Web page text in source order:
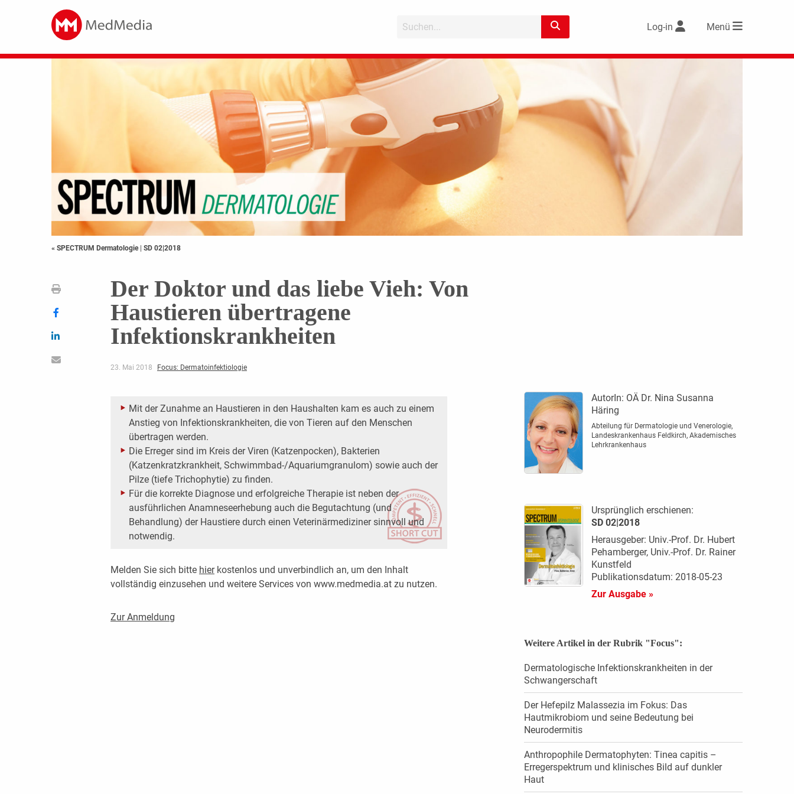
Log-in Menü
« SPECTRUM Dermatologie | SD 02|2018
Der Doktor und das liebe Vieh: Von
Haustieren übertragene
Infektionskrankheiten
23. Mai 2018 Focus: Dermatoinfektiologie
Mit der Zunahme an Haustieren in den Haushalten kam es auch zu einem
Anstieg von ­Infektionskrankheiten, die von Tieren auf den Menschen
übertragen werden.
Die Erreger sind im Kreis der Viren (Katzenpocken), Bakterien
(Katzenkratzkrankheit, ­Schwimmbad-/Aquariumgranulom) sowie auch der
Pilze (tiefe Trichophytie) zu finden.
Für die korrekte Diagnose und erfolgreiche Therapie ist neben der
ausführlichen Anamnese­erhebung auch die Begutachtung (und
Behandlung) der Haustiere durch einen Veterinärmediziner sinnvoll und
notwendig.
Melden Sie sich bitte hierkostenlos und unverbindlich an, um den Inhalt
vollständig einzusehen und weitere Services von www.medmedia.at zu nutzen.
Zur Anmeldung
AutorIn: OÄ Dr. Nina Susanna
Häring
Abteilung für Dermatologie und ­Venerologie,
Landeskrankenhaus Feldkirch, ­Akademisches
Lehrkrankenhaus
Ursprünglich erschienen:
SD 02|2018
Herausgeber: Univ.-Prof. Dr. Hubert
Pehamberger, Univ.-Prof. Dr. Rainer
Kunstfeld
Publikationsdatum: 2018-05-23
Zur Ausgabe »
Weitere Artikel in der Rubrik "Focus":
Dermatologische Infektionskrankheiten in der
Schwangerschaft
Der Hefepilz Malassezia im Fokus: Das
Hautmikrobiom und seine Bedeutung bei
Neurodermitis
Anthropophile Dermatophyten: Tinea capitis –
Erregerspektrum und klinisches Bild auf dunkler
Haut